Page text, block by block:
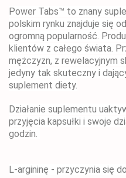
Power Tabs™ to znany
polskim rynku znajduje się
ogromną popularność.
klientów z całego świata.
mężczyzn, z rewelacyjnym
jedyny tak skuteczny i
suplement diety.
Działanie suplementu
przyjęcia kapsułki i swoje
godzin.
L-argininę - przyczynia się